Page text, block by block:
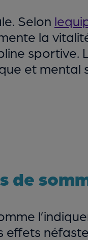
Selon
la
sportive.
et mental
de